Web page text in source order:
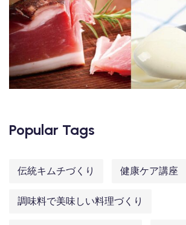
Popular Tags
伝統キムチづくり 健康ケア講座
調味料で美味しい料理づくり